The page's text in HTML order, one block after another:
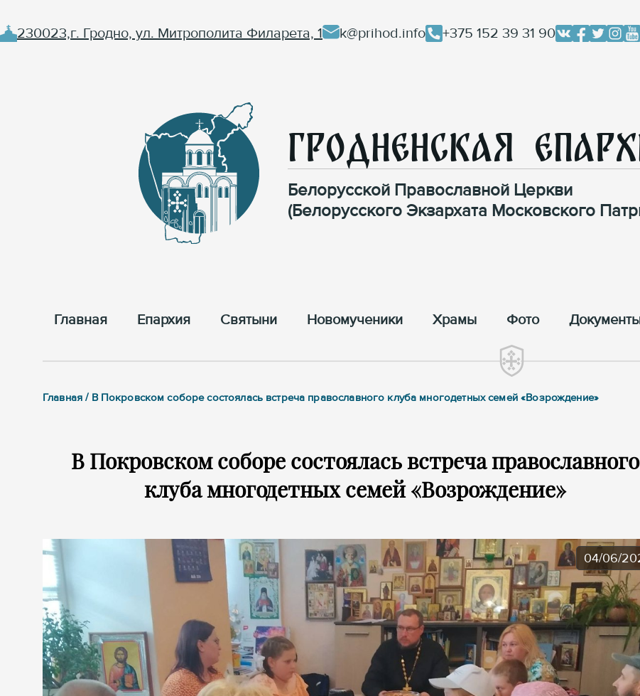
230023,г. Гродно, ул. Митрополита Филарета, 1 k@prihod.info +375 152 39 31 90
Гродненская
Белорусской Православной Церкви
(Белорусского Экзархата Московского
Главная Епархия Cвятыни Новомученики Храмы Фото
Главная / В Покровском соборе состоялась встреча православного клуба многодетных семей «Возрождение»
В Покровском соборе состоялась встреча православного
клуба многодетных семей «Возрождение»
04/06/